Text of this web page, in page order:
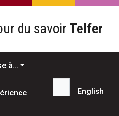
du savoir Telfer
à…
Recherche...
English